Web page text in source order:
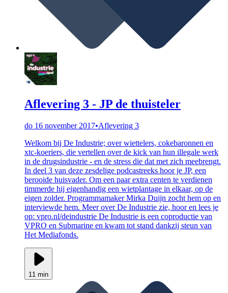
Aflevering 3 - JP de thuisteler
do 16 november 2017•Aflevering 3
Welkom bij De Industrie; over wiettelers, cokebaronnen en
xtc-koeriers, die vertellen over de kick van hun illegale werk
in de drugsindustrie - en de stress die dat met zich meebrengt.
In deel 3 van deze zesdelige podcastreeks hoor je JP, een
berooide huisvader. Om een paar extra centen te verdienen
timmerde hij eigenhandig een wietplantage in elkaar, op de
eigen zolder. Programmamaker Mirka Duijn zocht hem op en
interviewde hem. Meer over De Industrie zie, hoor en lees je
op: vpro.nl/deindustrie De Industrie is een coproductie van
VPRO en Submarine en kwam tot stand dankzij steun van
Het Mediafonds.
11 min